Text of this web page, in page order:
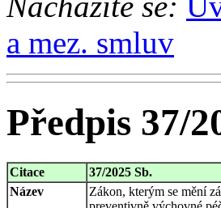
a mez. smluv
Předpis 37/
Citace
37/2025 Sb.
Název
Zákon, kterým se mění